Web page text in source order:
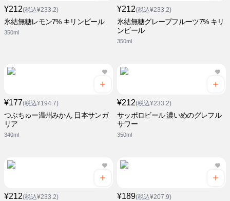
¥212(税込¥233.2)
氷結無糖レモン7% キリンビール
350ml
¥212(税込¥233.2)
氷結無糖グレープフルーツ7% キリ
ンビール
350ml
¥177(税込¥194.7)
つぶちゅー温州みかん 日本サンガ
リア
340ml
¥212(税込¥233.2)
サッポロビール 濃いめのグレフル
サワー
350ml
¥212(税込¥233.2) ¥189(税込¥207.9)